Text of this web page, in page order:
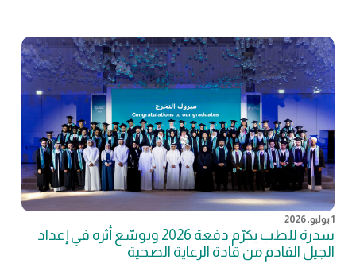
1 يوليو, 2026
سدرة للطب يكرّم دفعة 2026 ويوسّع أثره في إعداد
الجيل القادم من قادة الرعاية الصحية